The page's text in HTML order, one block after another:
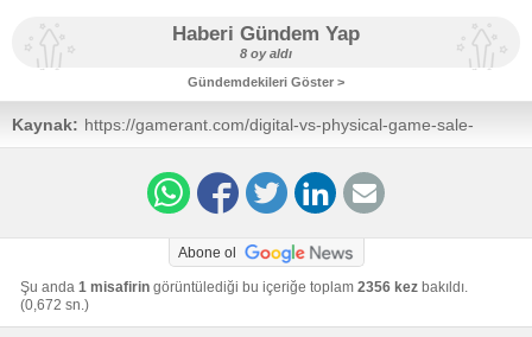
Haberi Gündem Yap
8 oy aldı
Gündemdekileri Göster >
Kaynak: https://gamerant.com/digital-vs-physical-game-sale-
profits/
Abone ol
Şu anda 1 misafirin görüntülediği bu içeriğe toplam 2356 kez bakıldı.
(0,672 sn.)